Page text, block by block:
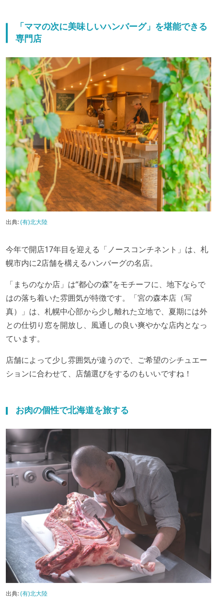
「ママの次に美味しいハンバーグ」を堪能できる
専門店
出典:(有)北大陸
今年で開店17年目を迎える「ノースコンチネント」は、札
幌市内に2店舗を構えるハンバーグの名店。
「まちのなか店」は“都心の森”をモチーフに、地下ならで
はの落ち着いた雰囲気が特徴です。「宮の森本店（写
真）」は、札幌中心部から少し離れた立地で、夏期には外
との仕切り窓を開放し、風通しの良い爽やかな店内となっ
ています。
店舗によって少し雰囲気が違うので、ご希望のシチュエー
ションに合わせて、店舗選びをするのもいいですね！
お肉の個性で北海道を旅する
出典:(有)北大陸